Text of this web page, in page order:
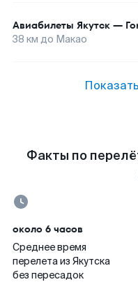
Авиабилеты Якутск —
38 км до Макао
Факты по
около 6 часов
Среднее время
перелета из Якутска
без пересадок